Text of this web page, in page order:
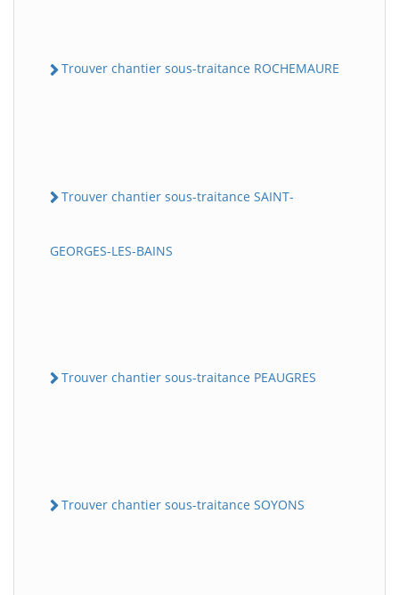
Trouver chantier sous-traitance ROCHEMAURE
Trouver chantier sous-traitance SAINT-
GEORGES-LES-BAINS
Trouver chantier sous-traitance PEAUGRES
Trouver chantier sous-traitance SOYONS